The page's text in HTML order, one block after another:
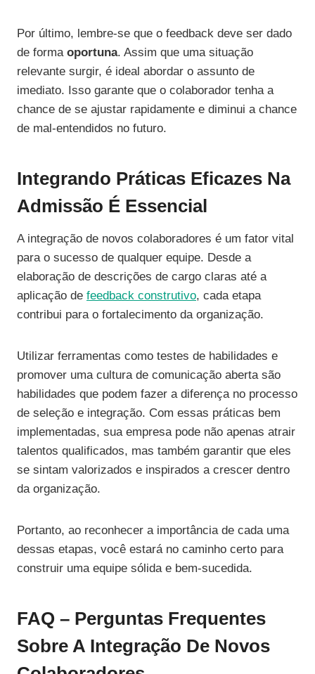
Por último, lembre-se que o feedback deve ser dado
de forma oportuna. Assim que uma situação
relevante surgir, é ideal abordar o assunto de
imediato. Isso garante que o colaborador tenha a
chance de se ajustar rapidamente e diminui a chance
de mal-entendidos no futuro.
Integrando Práticas Eficazes Na
Admissão É Essencial
A integração de novos colaboradores é um fator vital
para o sucesso de qualquer equipe. Desde a
elaboração de descrições de cargo claras até a
aplicação de feedback construtivo, cada etapa
contribui para o fortalecimento da organização.
Utilizar ferramentas como testes de habilidades e
promover uma cultura de comunicação aberta são
habilidades que podem fazer a diferença no processo
de seleção e integração. Com essas práticas bem
implementadas, sua empresa pode não apenas atrair
talentos qualificados, mas também garantir que eles
se sintam valorizados e inspirados a crescer dentro
da organização.
Portanto, ao reconhecer a importância de cada uma
dessas etapas, você estará no caminho certo para
construir uma equipe sólida e bem-sucedida.
FAQ – Perguntas Frequentes
Sobre A Integração De Novos